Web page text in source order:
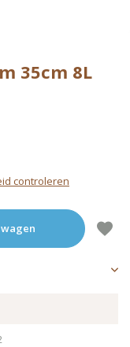
35cm 8L
controleren